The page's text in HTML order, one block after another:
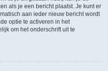
als je een bericht plaatst. Je kunt er
aan ieder nieuw bericht wordt
optie te activeren in het
om het onderschrift uit te